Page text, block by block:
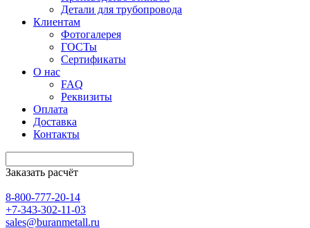
Детали для трубопровода
Клиентам
Фотогалерея
ГОСТы
Сертификаты
О нас
FAQ
Реквизиты
Оплата
Доставка
Контакты
Заказать расчёт
8-800-777-20-14
+7-343-302-11-03
sales@buranmetall.ru